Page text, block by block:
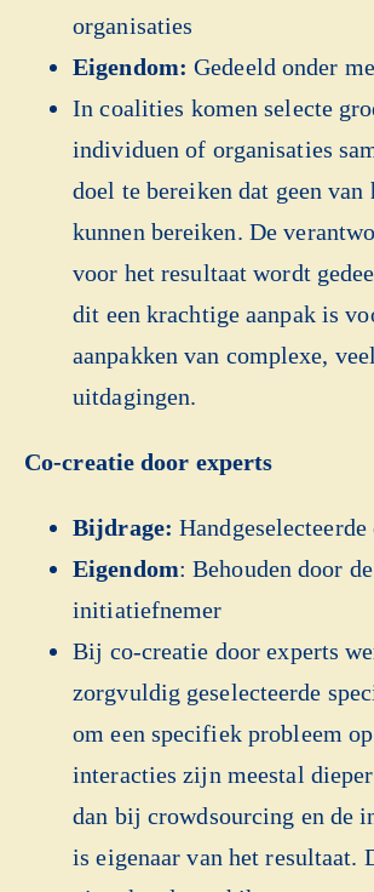
organisaties
Eigendom: Gedeeld onder
In coalities komen selecte
individuen of organisaties
doel te bereiken dat geen van
kunnen bereiken. De
voor het resultaat wordt
dit een krachtige aanpak is
aanpakken van complexe,
uitdagingen.
Co-creatie door experts
Bijdrage:Handgeselecteerde
Eigendom: Behouden door de
initiatiefnemer
Bij co-creatie door experts
zorgvuldig geselecteerde
om een specifiek probleem
interacties zijn meestal
dan bij crowdsourcing en de
is eigenaar van het resultaat.